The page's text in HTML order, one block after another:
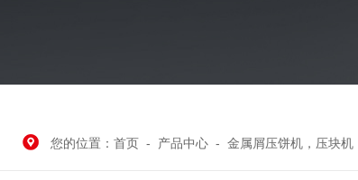
您的位置：首页 - 产品中心 -金属屑压饼机，压块机